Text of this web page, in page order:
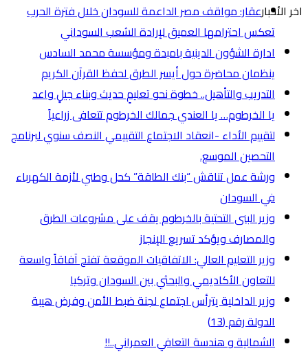
اخر الأخبارعقار: مواقف مصر الداعمة للسودان خلال فترة الحرب
تعكس احترامها العميق لإرادة الشعب السوداني
ادارة الشؤون الدينية بامبدة ومؤسسة محمد السادس
ينظمان محاضرة حول أيسر الطرق لحفظ القرآن الكريم
التدريب والتأهيل.. خطوة نحو تعليمٍ حديث وبناء جيلٍ واعد
يا الخرطوم… يا العندي جمالك الخرطوم تتعافى زراعياً
لتقييم الأداء -انعقاد الاجتماع التقييمي النصف سنوي لبرنامج
التحصين الموسع.
ورشة عمل تناقش “بنك الطاقة” كحل وطني لأزمة الكهرباء
في السودان
وزير البنى التحتية بالخرطوم يقف على مشروعات الطرق
والمصارف ويؤكد تسريع الإنجاز
وزير التعليم العالي: الاتفاقيات الموقعة تفتح آفاقاً واسعة
للتعاون الأكاديمي والبحثي بين السودان وتركيا
وزير الداخلية يترأس اجتماع لجنة ضبط الأمن وفرض هيبة
الدولة رقم (13)
الشمالية و هندسة التعافي العمراني..!!